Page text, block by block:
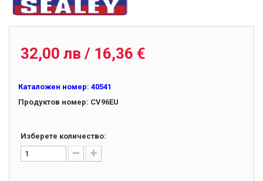
32,00 лв / 16,36 €
Каталожен номер: 40541
Продуктов номер: CV96EU
Изберете количество: